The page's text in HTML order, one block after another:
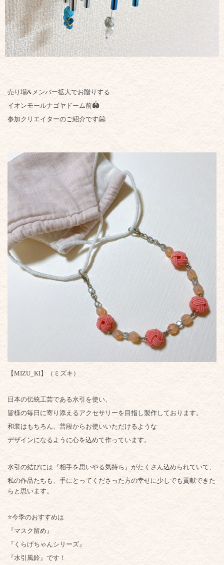
売り場&メンバー拡大でお贈りする
イオンモールナゴヤドーム前🏟
参加クリエイターのご紹介です🤗
【MIZU_KI】（ミズキ）
日本の伝統工芸である水引を使い、
皆様の毎日に寄り添えるアクセサリーを目指し製作しております。
和装はもちろん、普段からお使いいただけるような
デザインになるように心を込めて作っています。
水引の結びには『相手を思いやる気持ち』がたくさん込められていて、
私の作品たちも、手にとってくださった方の幸せに少しでも貢献できた
らと思います。
⭐️今季のおすすめは
『マスク留め』
『くらげちゃんシリーズ』
『水引風鈴』です！